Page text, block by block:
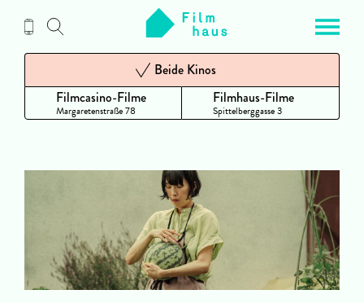
Inhalt
Filmcasino-Filme
Margaretenstraße 78
Beide Kinos
Filmhaus-Filme
Spittelberggasse 3